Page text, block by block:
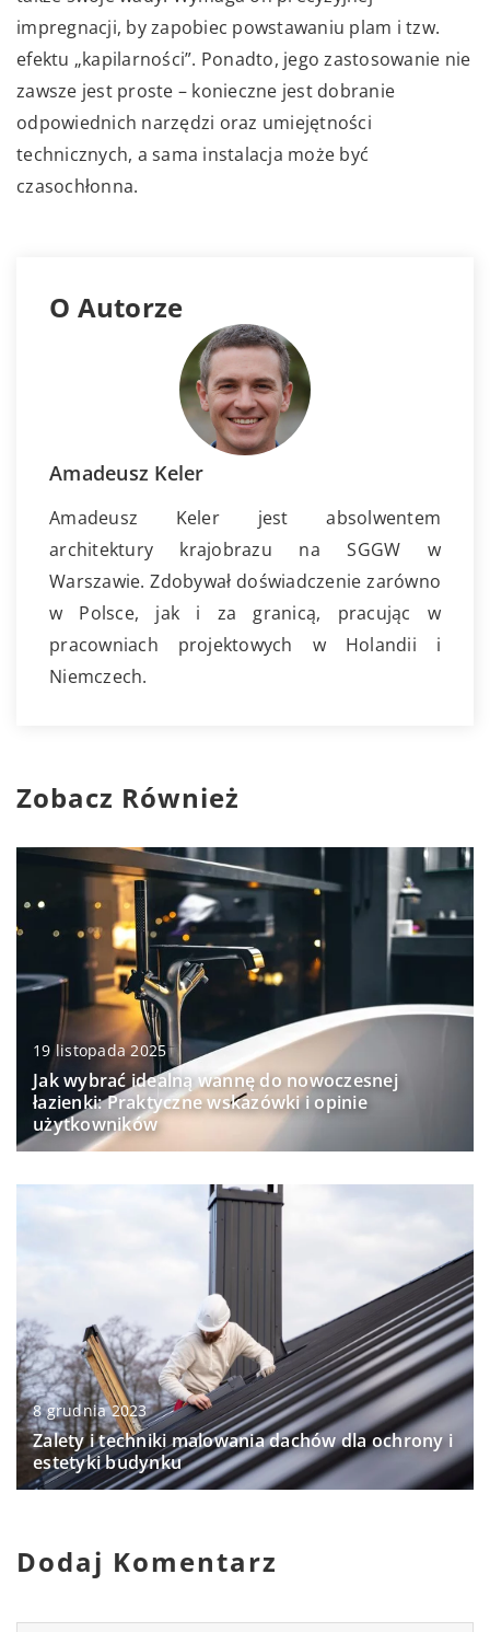
impregnacji, by zapobiec powstawaniu plam i tzw.
efektu „kapilarności”. Ponadto, jego zastosowanie nie
zawsze jest proste – konieczne jest dobranie
odpowiednich narzędzi oraz umiejętności
technicznych, a sama instalacja może być
czasochłonna.
O Autorze
Amadeusz Keler
Amadeusz Keler jest absolwentem
architektury krajobrazu na SGGW w
Warszawie. Zdobywał doświadczenie zarówno
w Polsce, jak i za granicą, pracując w
pracowniach projektowych w Holandii i
Niemczech.
Zobacz Również
19 listopada 2025
Jak wybrać idealną wannę do nowoczesnej
łazienki: Praktyczne wskazówki i opinie
użytkowników
8 grudnia 2023
Zalety i techniki malowania dachów dla ochrony i
estetyki budynku
Dodaj Komentarz